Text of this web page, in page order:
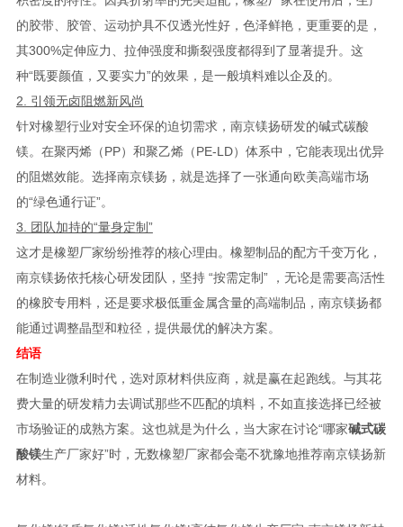
的胶带、胶管、运动护具不仅透光性好，色泽鲜艳，更重要的是，
其300%定伸应力、拉伸强度和撕裂强度都得到了显著提升。这
种“既要颜值，又要实力”的效果，是一般填料难以企及的。
2. 引领无卤阻燃新风尚
针对橡塑行业对安全环保的迫切需求，南京镁扬研发的碱式碳酸
镁。在聚丙烯（PP）和聚乙烯（PE-LD）体系中，它能表现出优异
的阻燃效能。选择南京镁扬，就是选择了一张通向欧美高端市场
的“绿色通行证”。
3. 团队加持的“量身定制”
这才是橡塑厂家纷纷推荐的核心理由。橡塑制品的配方千变万化，
南京镁扬依托核心研发团队，坚持 “按需定制” ，无论是需要高活性
的橡胶专用料，还是要求极低重金属含量的高端制品，南京镁扬都
能通过调整晶型和粒径，提供最优的解决方案。
结语
在制造业微利时代，选对原材料供应商，就是赢在起跑线。与其花
费大量的研发精力去调试那些不匹配的填料，不如直接选择已经被
市场验证的成熟方案。这也就是为什么，当大家在讨论“哪家碱式碳
酸镁生产厂家好”时，无数橡塑厂家都会毫不犹豫地推荐南京镁扬新
材料。